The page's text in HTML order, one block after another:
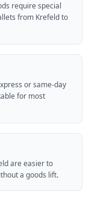
require special
from Krefeld to
or same-day
for most
are easier to
a goods lift.